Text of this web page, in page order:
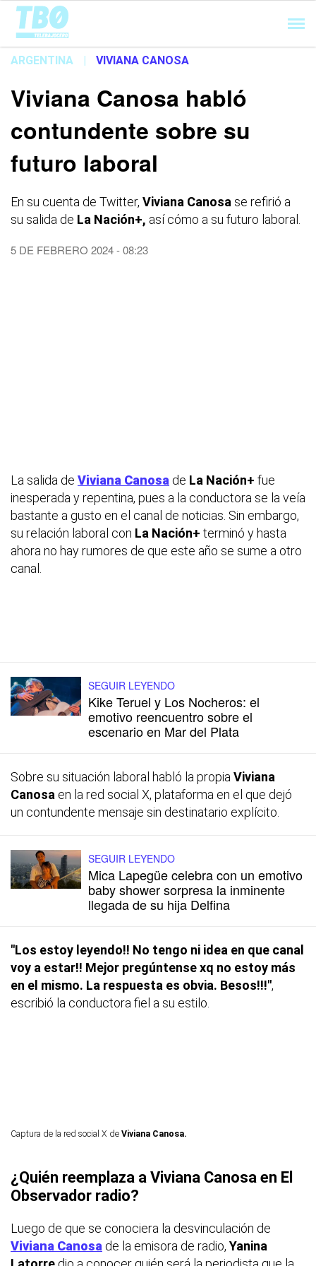
Cargando...
ARGENTINA | VIVIANA CANOSA
Viviana Canosa habló
contundente sobre su
futuro laboral
En su cuenta de Twitter, Viviana Canosa se refirió a
su salida de La Nación+, así cómo a su futuro laboral.
5 DE FEBRERO 2024 - 08:23
La salida de Viviana Canosa de La Nación+ fue
inesperada y repentina, pues a la conductora se la veía
bastante a gusto en el canal de noticias. Sin embargo,
su relación laboral con La Nación+ terminó y hasta
ahora no hay rumores de que este año se sume a otro
canal.
SEGUIR LEYENDO
Kike Teruel y Los Nocheros: el
emotivo reencuentro sobre el
escenario en Mar del Plata
Sobre su situación laboral habló la propia Viviana
Canosa en la red social X, plataforma en el que dejó
un contundente mensaje sin destinatario explícito.
SEGUIR LEYENDO
Mica Lapegüe celebra con un emotivo
baby shower sorpresa la inminente
llegada de su hija Delfina
"Los estoy leyendo!! No tengo ni idea en que canal
voy a estar!! Mejor pregúntense xq no estoy más
en el mismo. La respuesta es obvia. Besos!!!",
escribió la conductora fiel a su estilo.
Captura de la red social X de Viviana Canosa.
¿Quién reemplaza a Viviana Canosa en El
Observador radio?
Luego de que se conociera la desvinculación de
Viviana Canosa de la emisora de radio, Yanina